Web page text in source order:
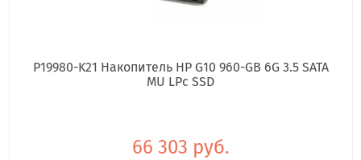
P19980-K21 Накопитель HP G10 960-GB 6G 3.5 SATA
MU LPc SSD
66 303 руб.